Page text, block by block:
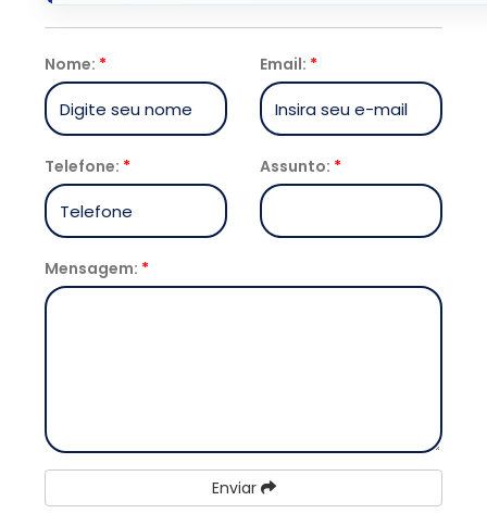
Nome: * Email: *
Telefone: * Assunto: *
Mensagem: *
Enviar